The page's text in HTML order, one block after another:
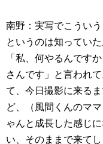
南野：実写でこうい
というのは知ってい
「私、何やるんです
さんです」と言われ
て、今日撮影に来る
ど、（風間くんのマ
ゃんと成長した感じ
い、そのままで来て